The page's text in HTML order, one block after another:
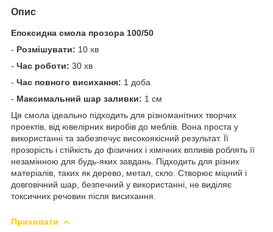
Опис
Епоксидна смола прозора 100/50
- Розмішувати: 10 хв
- Час роботи: 30 хв
- Час повного висихання: 1 доба
- Максимальний шар заливки: 1 см
Ця смола ідеально підходить для різноманітних творчих
проектів, від ювелірних виробів до меблів. Вона проста у
використанні та забезпечує високоякісний результат. Її
прозорість і стійкість до фізичних і хімічних впливів роблять її
незамінною для будь-яких завдань. Підходить для різних
матеріалів, таких як дерево, метал, скло. Створює міцний і
довговічний шар, безпечний у використанні, не виділяє
токсичних речовин після висихання.
Приховати